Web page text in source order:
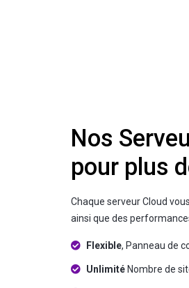
Nos
pour plus
Chaque serveur Cloud
ainsi que des
Flexible, Panneau de
Unlimité Nombre de